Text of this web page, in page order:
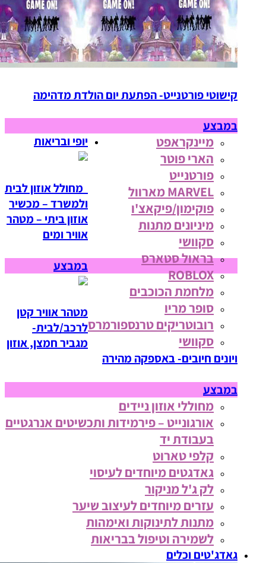
קישוטי פורטנייט- הפתעת יום הולדת מדהימה
במבצע
מיינקראפט
הארי פוטר
פורטנייט
MARVEL מארוול
פוקימון/פיקאצ'ו
מיניונים מתנות
סקוושי
בראול סטארס
ROBLOX
מלחמת הכוכבים
סופר מריו
רובוטריקים טרנספורמרס
סקוושי
יופי ובריאות
מחולל אוזון לבית
ולמשרד – מכשיר
אוזון ביתי – מטהר
אוויר ומים
במבצע
מטהר אוויר קטן
לרכב/לבית-
מגביר חמצן, אוזון
ויונים חיובים- באספקה מהירה
במבצע
מחוללי אוזון ניידים
אורגונייט – פירמידות ותכשיטים אנרגטיים
בעבודת יד
קלפי טארוט
גאדגטים מיוחדים לעיסוי
לק ג'ל מניקור
עזרים מיוחדים לעיצוב שיער
מתנות לתינוקות ואימהות
לשמירה וטיפול בבריאות
גאדג'טים וכלים